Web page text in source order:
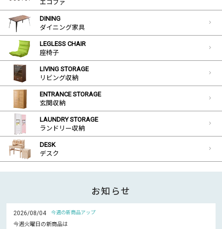
エコファ
DINING
ダイニング家具
LEGLESS CHAIR
座椅子
LIVING STORAGE
リビング収納
ENTRANCE STORAGE
玄関収納
LAUNDRY STORAGE
ランドリー収納
DESK
デスク
お知らせ
2026/08/04 今週の新商品アップ
今週火曜日の新商品は